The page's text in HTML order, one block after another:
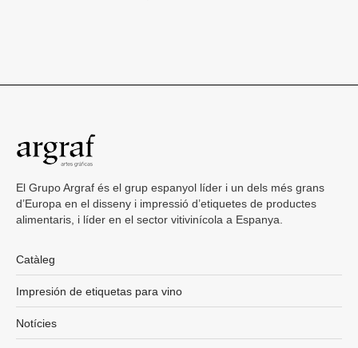
El Grupo Argraf és el grup espanyol líder i un dels més grans
d’Europa en el disseny i impressió d’etiquetes de productes
alimentaris, i líder en el sector vitivinícola a Espanya.
Catàleg
Impresión de etiquetas para vino
Notícies